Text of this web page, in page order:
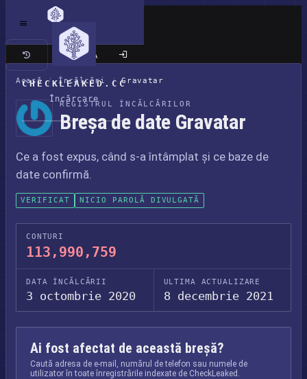
CHECKLEAKED.CC
Încărcare
Site clasic
Acasă / Încălcări / Gravatar
REGISTRUL ÎNCĂLCĂRILOR
Breșa de date Gravatar
Ce a fost expus, când s-a întâmplat și ce baze de
date confirmă.
VERIFICAT NICIO PAROLĂ DIVULGATĂ
CONTURI
113,990,759
DATA ÎNCĂLCĂRII
3 octombrie 2020
ULTIMA ACTUALIZARE
8 decembrie 2021
Ai fost afectat de această breșă?
Caută adresa de e-mail, numărul de telefon sau numele de
utilizator în toate înregistrările indexate de CheckLeaked.